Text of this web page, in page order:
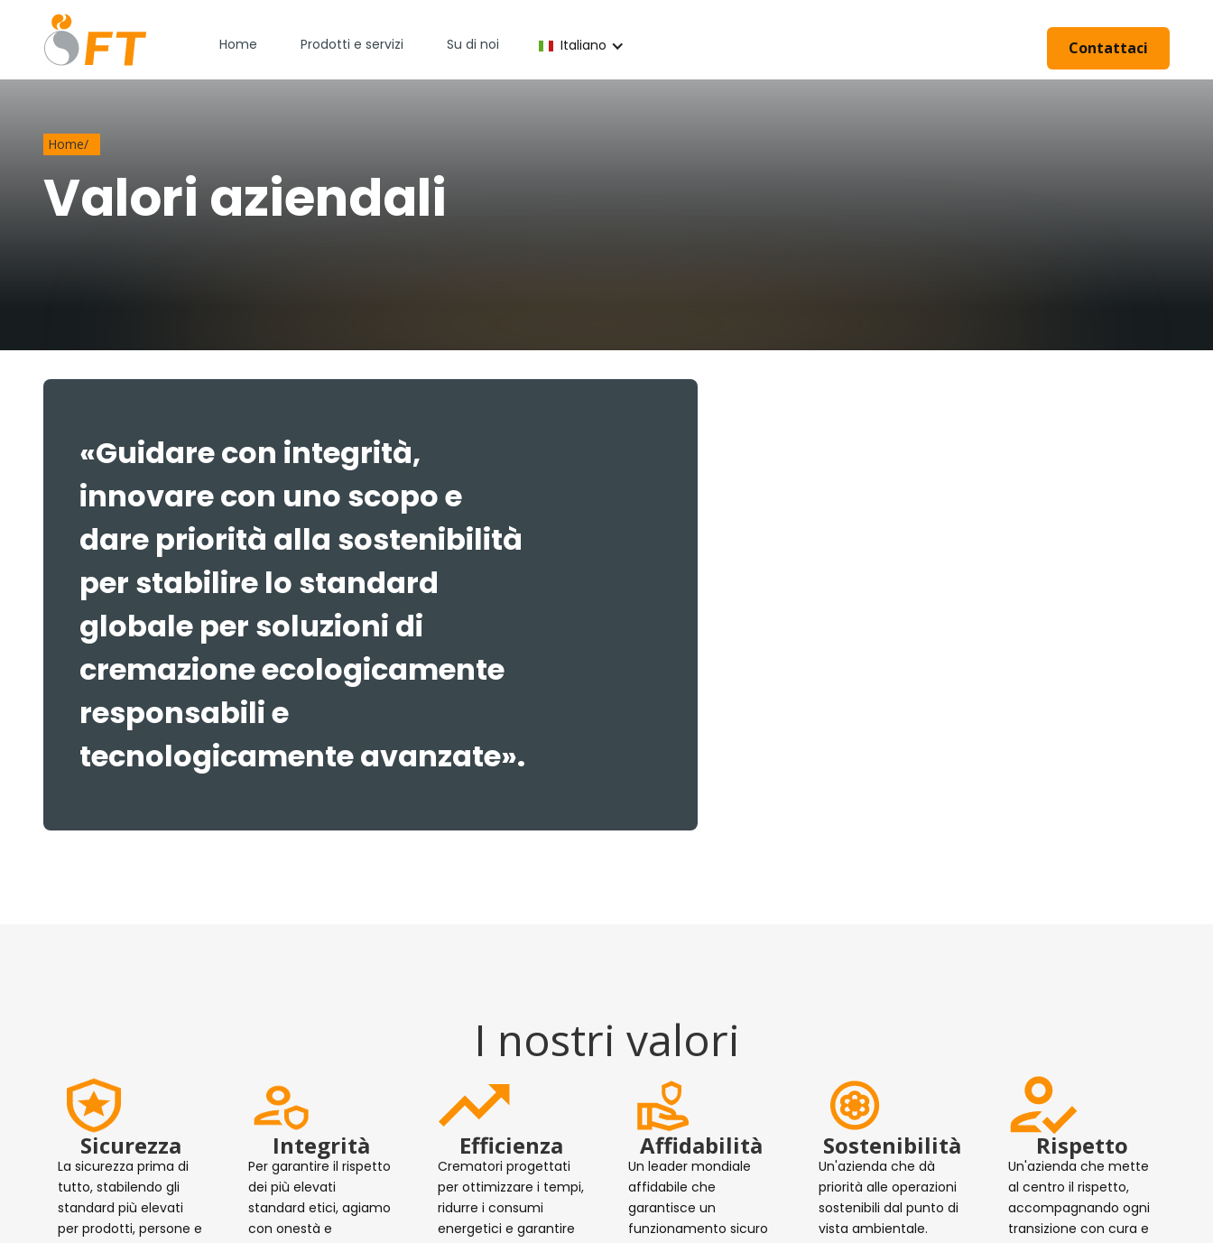
Home Prodotti e servizi Su di noi Italiano Contattaci
Home/
Valori aziendali
«Guidare con integrità,
innovare con uno scopo e
dare priorità alla sostenibilità
per stabilire lo standard
globale per soluzioni di
cremazione ecologicamente
responsabili e
tecnologicamente avanzate».
I nostri valori
Sicurezza
La sicurezza prima di
tutto, stabilendo gli
standard più elevati
per prodotti, persone e
Integrità
Per garantire il rispetto
dei più elevati
standard etici, agiamo
con onestà e
Efficienza
Crematori progettati
per ottimizzare i tempi,
ridurre i consumi
energetici e garantire
Affidabilità
Un leader mondiale
affidabile che
garantisce un
funzionamento sicuro
Sostenibilità
Un'azienda che dà
priorità alle operazioni
sostenibili dal punto di
vista ambientale.
Rispetto
Un'azienda che mette
al centro il rispetto,
accompagnando ogni
transizione con cura e